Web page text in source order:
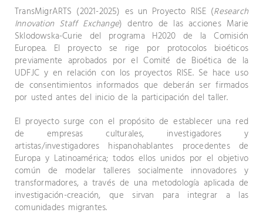
TransMigrARTS (2021-2025) es un Proyecto RISE (Research
Innovation Staff Exchange) dentro de las acciones Marie
Sklodowska-Curie del programa H2020 de la Comisión
Europea. El proyecto se rige por protocolos bioéticos
previamente aprobados por el Comité de Bioética de la
UDFJC y en relación con los proyectos RISE. Se hace uso
de consentimientos informados que deberán ser firmados
por usted antes del inicio de la participación del taller.
El proyecto surge con el propósito de establecer una red
de empresas culturales, investigadores y
artistas/investigadores hispanohablantes procedentes de
Europa y Latinoamérica; todos ellos unidos por el objetivo
común de modelar talleres socialmente innovadores y
transformadores, a través de una metodología aplicada de
investigación-creación, que sirvan para integrar a las
comunidades migrantes.